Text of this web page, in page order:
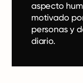
aspecto
motivado
personas y
diario.